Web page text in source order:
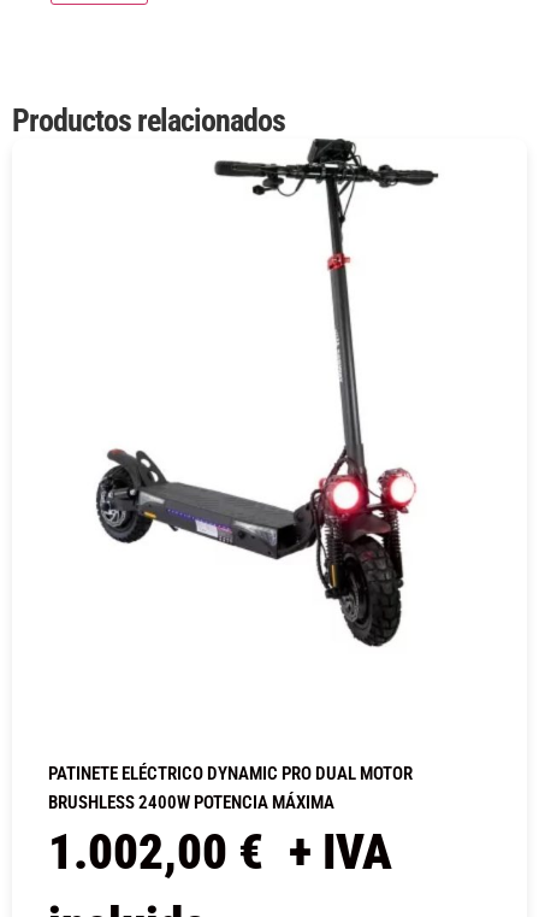
Productos relacionados
PATINETE ELÉCTRICO DYNAMIC PRO DUAL MOTOR
BRUSHLESS 2400W POTENCIA MÁXIMA
1.002,00 € + IVA